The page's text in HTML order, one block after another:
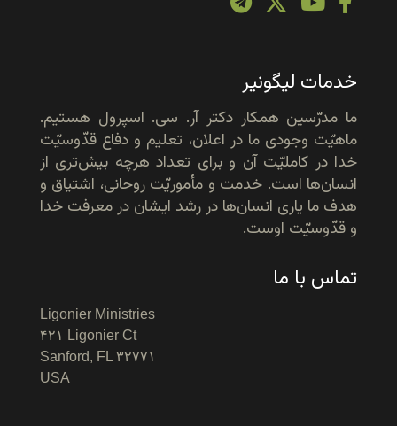
خدمات لیگونیر
ما مدرّسین همکار دکتر آر. سی. اسپرول هستیم.
ماهیّت وجودی ما در اعلان، تعلیم و دفاع قدّوسیّت
خدا در کاملیّت آن و برای تعداد هرچه بیش‌تری از
انسان‌ها است. خدمت و مأموریّت روحانی، اشتیاق و
هدف ما یاری انسان‌ها در رشد ایشان در معرفت خدا
و قدّوسیّت اوست.
تماس با ما
Ligonier Ministries
۴۲۱ Ligonier Ct
Sanford, FL ۳۲۷۷۱
USA